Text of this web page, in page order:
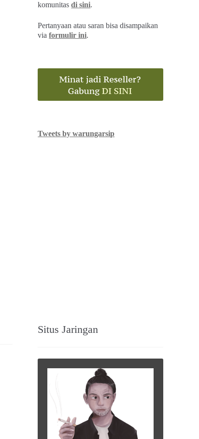
komunitasdi sini.
Pertanyaan atau saran bisa disampaikan
viaformulir ini.
Tweets by warungarsip
Situs Jaringan